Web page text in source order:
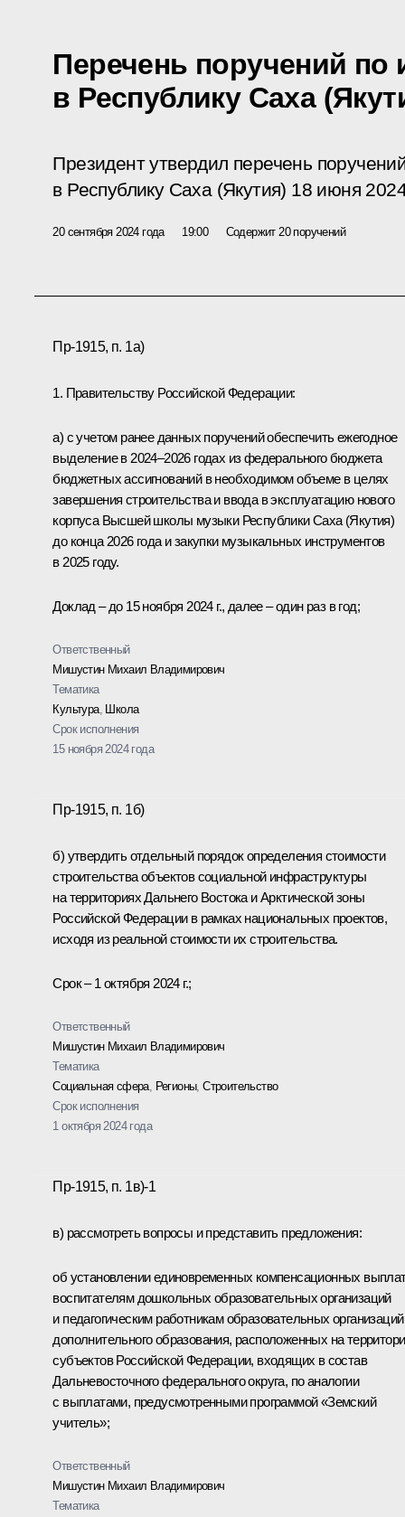
Перечень поручений по
в Республику Саха
Президент утвердил перечень
в Республику Саха (Якутия) 18 июня
20 сентября 2024 года 19:00 Содержит 20 поручений
Пр-1915, п. 1а)
1. Правительству Российской Федерации:
а) с учетом ранее данных поручений обеспечить ежегодное
выделение в 2024–2026 годах из федерального бюджета
бюджетных ассигнований в необходимом объеме в целях
завершения строительства и ввода в эксплуатацию нового
корпуса Высшей школы музыки Республики Саха (Якутия)
до конца 2026 года и закупки музыкальных инструментов
в 2025 году.
Доклад – до 15 ноября 2024 г., далее – один раз в год;
Ответственный
Мишустин Михаил Владимирович
Тематика
Культура, Школа
Срок исполнения
15 ноября 2024 года
Пр-1915, п. 1б)
б) утвердить отдельный порядок определения стоимости
строительства объектов социальной инфраструктуры
на территориях Дальнего Востока и Арктической зоны
Российской Федерации в рамках национальных проектов,
исходя из реальной стоимости их строительства.
Срок – 1 октября 2024 г.;
Ответственный
Мишустин Михаил Владимирович
Тематика
Социальная сфера, Регионы,Строительство
Срок исполнения
1 октября 2024 года
Пр-1915, п. 1в)-1
в) рассмотреть вопросы и представить предложения:
об установлении единовременных компенсационных
воспитателям дошкольных образовательных организаций
и педагогическим работникам образовательных организаций
дополнительного образования, расположенных на
субъектов Российской Федерации, входящих в состав
Дальневосточного федерального округа, по аналогии
с выплатами, предусмотренными программой «Земский
учитель»;
Ответственный
Мишустин Михаил Владимирович
Тематика